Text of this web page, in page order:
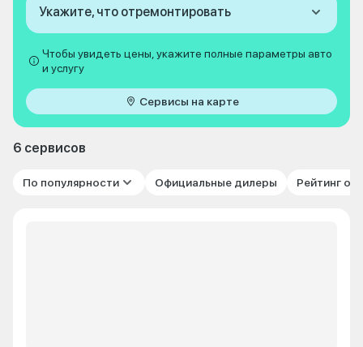
Укажите, что отремонтировать
Чтобы увидеть цены, укажите полные параметры авто
и услугу
Сервисы на карте
6 сервисов
По популярности Официальные дилеры Рейтинг